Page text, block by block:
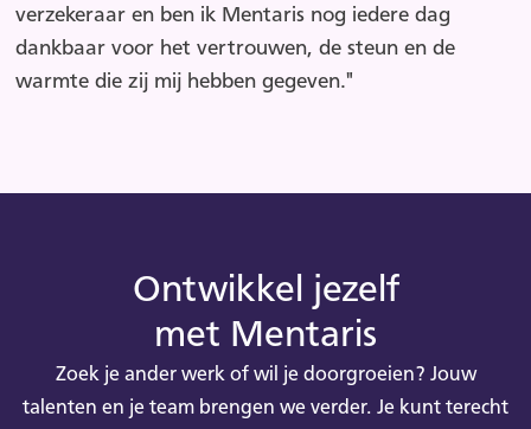
verzekeraar en ben ik Mentaris nog iedere dag
dankbaar voor het vertrouwen, de steun en de
warmte die zij mij hebben gegeven."
Ontwikkel jezelf
met Mentaris
Zoek je ander werk of wil je doorgroeien? Jouw
talenten en je team brengen we verder. Je kunt terecht